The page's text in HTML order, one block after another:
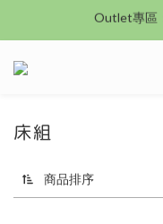
沙發新登場｜想
沙發新登場｜想
奶油沙發8折起
床組
商品排序